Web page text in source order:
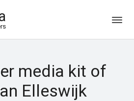
media kit of
Elleswijk